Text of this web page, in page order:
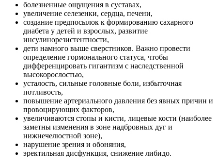
болезненные ощущения в суставах,
увеличение селезенки, сердца, печени,
создание предпосылок к формированию сахарного
диабета у детей и взрослых, развитие
инсулинорезистентности,
дети намного выше сверстников. Важно провести
определение гормонального статуса, чтобы
дифференцировать гигантизм с наследственной
высокорослостью,
усталость, сильные головные боли, избыточная
потливость,
повышение артериального давления без явных причин и
провоцирующих факторов,
увеличиваются стопы и кисти, лицевые кости (наиболее
заметны изменения в зоне надбровных дуг и
нижнечелюстной зоне),
нарушение зрения и обоняния,
эректильная дисфункция, снижение либидо.